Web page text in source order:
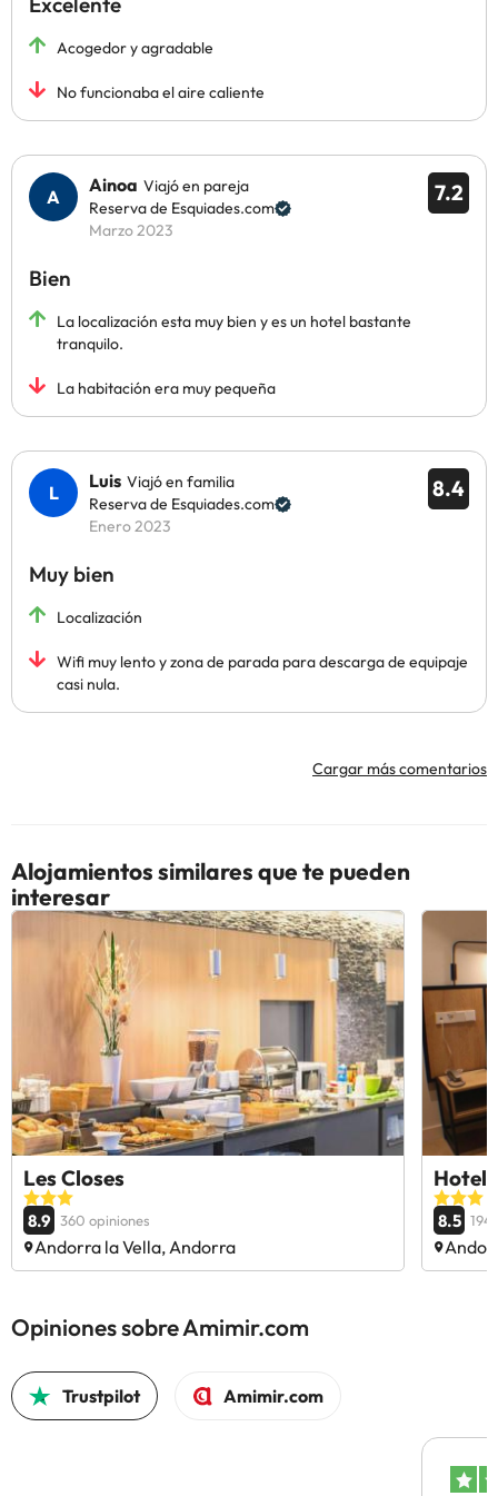
Acogedor y agradable
No funcionaba el aire caliente
7.2
Ainoa Viajó en pareja
Reserva de Esquiades.com
Marzo 2023
Bien
La localización esta muy bien y es un hotel bastante
tranquilo.
La habitación era muy pequeña
8.4
Luis Viajó en familia
Reserva de Esquiades.com
Enero 2023
Muy bien
Localización
Wifi muy lento y zona de parada para descarga de equipaje
casi nula.
Cargar más comentarios
Alojamientos similares que te pueden
interesar
Les Closes
8.9 360 opiniones
Andorra la Vella, Andorra
Hotel
8.5
Opiniones sobre Amimir.com
Trustpilot Amimir.com